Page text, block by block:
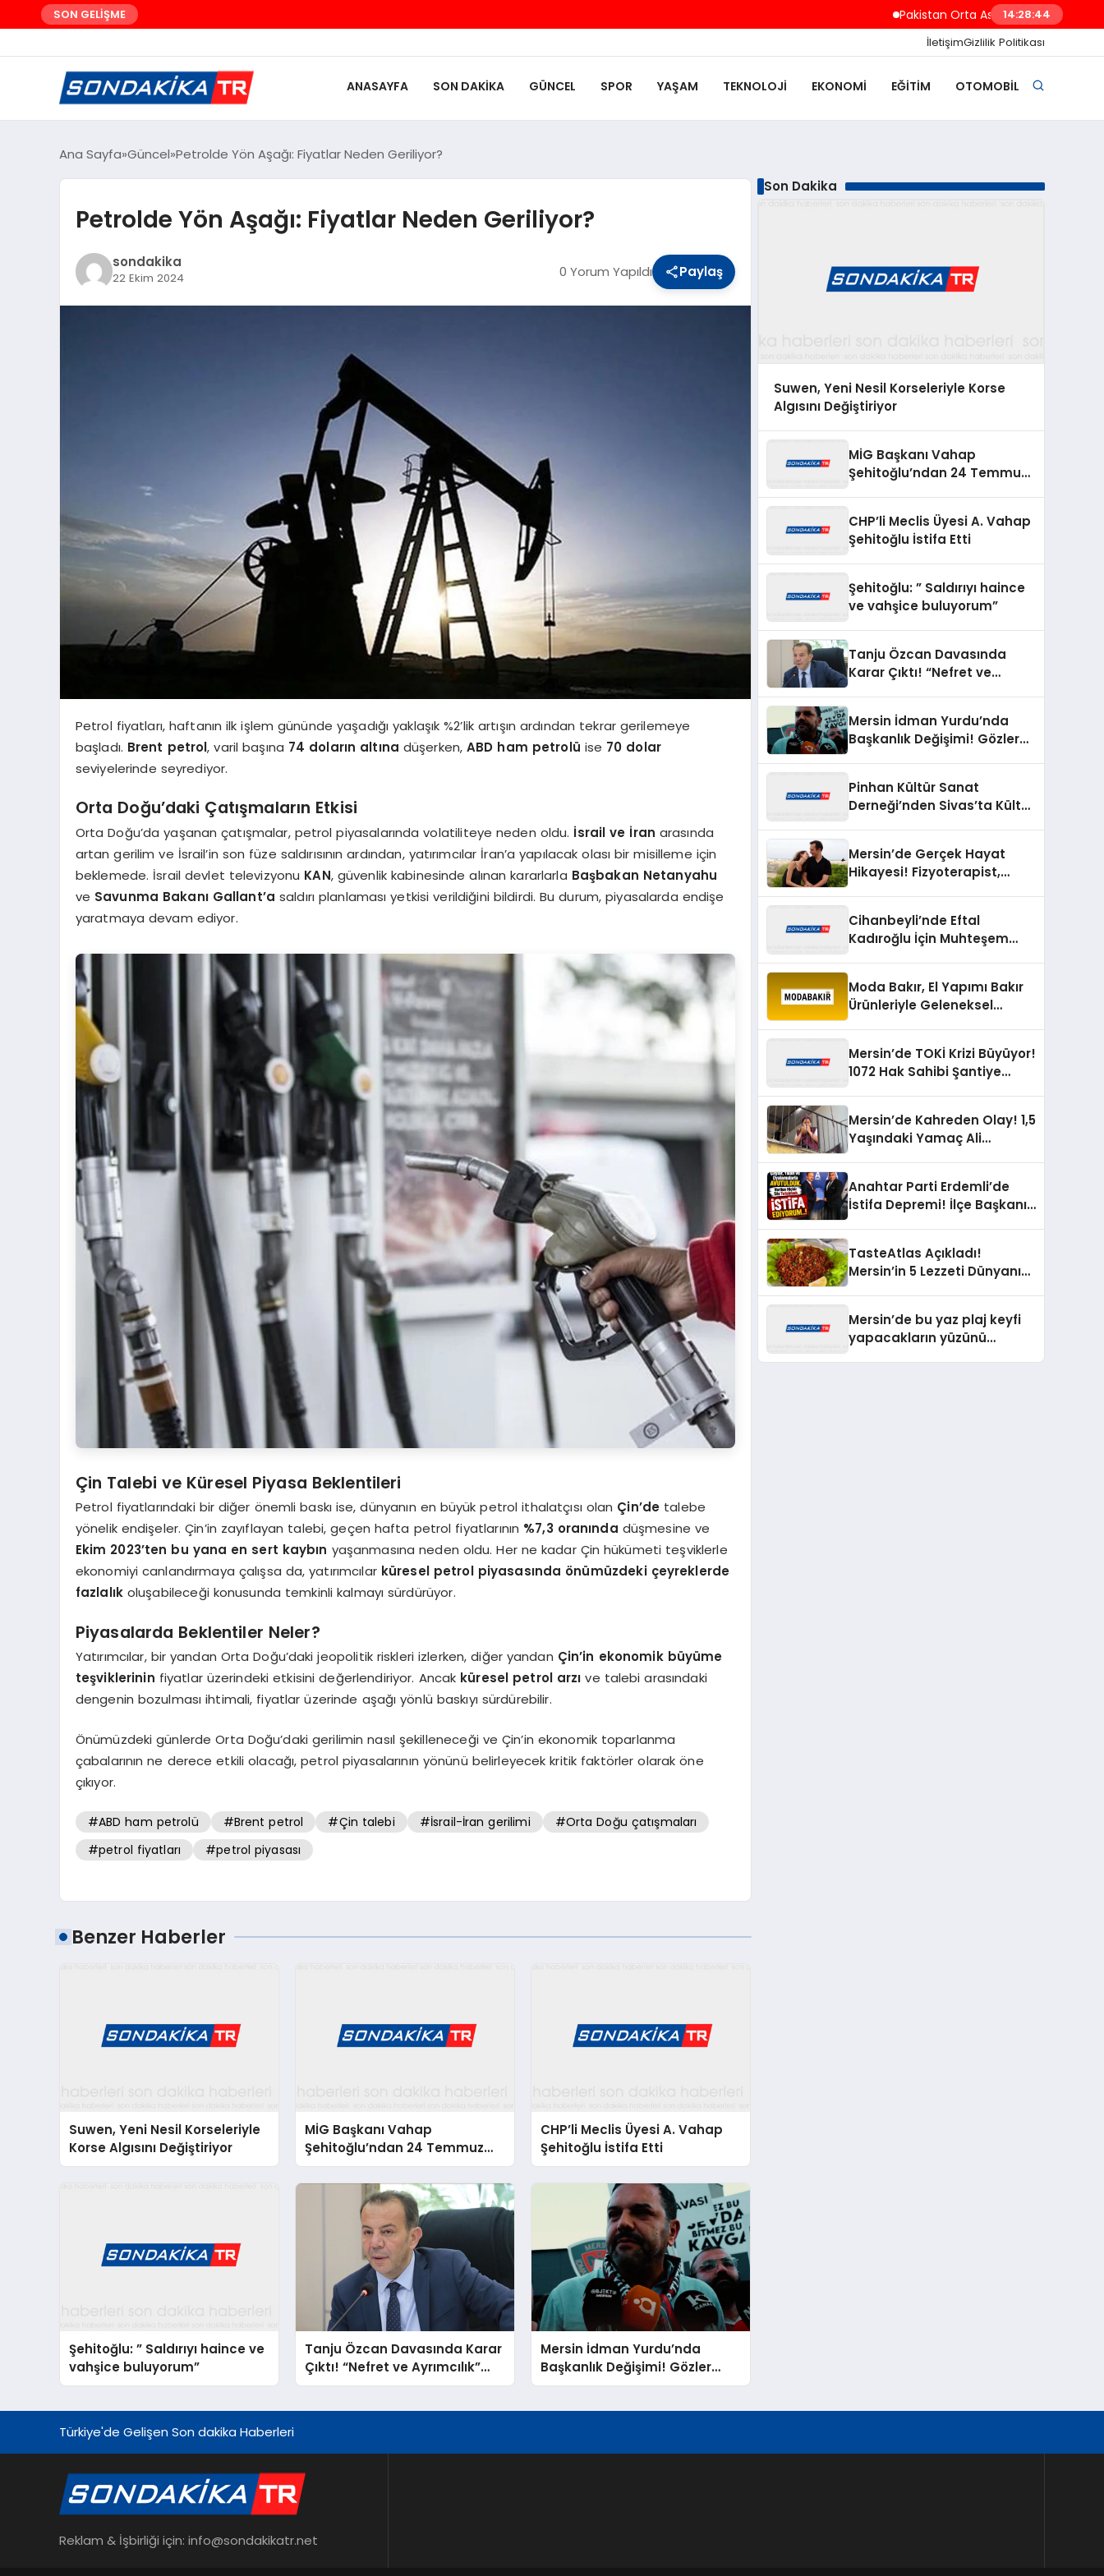
SON GELİŞME Pakistan Orta Asya ve Dost Ülkeler İçin 350
14:28:45
İletişimGizlilik Politikası
ANASAYFA SON DAKIKA GÜNCEL SPOR YAŞAM TEKNOLOJI EKONOMI EĞITIM OTOMOBIL
Ana Sayfa Güncel Petrolde Yön Aşağı: Fiyatlar Neden Geriliyor?
Petrolde Yön Aşağı: Fiyatlar Neden Geriliyor?
sondakika
22 Ekim 2024 0 Yorum Yapıldı Paylaş
Petrol fiyatları, haftanın ilk işlem gününde yaşadığı yaklaşık %2’lik artışın ardından tekrar gerilemeye
başladı. Brent petrol, varil başına 74 doların altına düşerken,ABD ham petrolü ise 70 dolar
seviyelerinde seyrediyor.
Orta Doğu’daki Çatışmaların Etkisi
Orta Doğu’da yaşanan çatışmalar, petrol piyasalarında volatiliteye neden oldu. İsrail ve İran arasında
artan gerilim ve İsrail’in son füze saldırısının ardından, yatırımcılar İran’a yapılacak olası bir misilleme için
beklemede. İsrail devlet televizyonu KAN, güvenlik kabinesinde alınan kararlarla Başbakan Netanyahu
ve Savunma Bakanı Gallant’a saldırı planlaması yetkisi verildiğini bildirdi. Bu durum, piyasalarda endişe
yaratmaya devam ediyor.
Çin Talebi ve Küresel Piyasa Beklentileri
Petrol fiyatlarındaki bir diğer önemli baskı ise, dünyanın en büyük petrol ithalatçısı olan Çin’de talebe
yönelik endişeler. Çin’in zayıflayan talebi, geçen hafta petrol fiyatlarının %7,3 oranında düşmesine ve
Ekim 2023’ten bu yana en sert kaybın yaşanmasına neden oldu. Her ne kadar Çin hükümeti teşviklerle
ekonomiyi canlandırmaya çalışsa da, yatırımcılar küresel petrol piyasasında önümüzdeki çeyreklerde
fazlalıkoluşabileceği konusunda temkinli kalmayı sürdürüyor.
Piyasalarda Beklentiler Neler?
Yatırımcılar, bir yandan Orta Doğu’daki jeopolitik riskleri izlerken, diğer yandan Çin’in ekonomik büyüme
teşviklerinin fiyatlar üzerindeki etkisini değerlendiriyor. Ancak küresel petrol arzı ve talebi arasındaki
dengenin bozulması ihtimali, fiyatlar üzerinde aşağı yönlü baskıyı sürdürebilir.
Önümüzdeki günlerde Orta Doğu’daki gerilimin nasıl şekilleneceği ve Çin’in ekonomik toparlanma
çabalarının ne derece etkili olacağı, petrol piyasalarının yönünü belirleyecek kritik faktörler olarak öne
çıkıyor.
#ABD ham petrolü #Brent petrol #Çin talebi #İsrail-İran gerilimi
#Orta Doğu çatışmaları
#petrol fiyatları
#petrol piyasası
Benzer Haberler
Suwen, Yeni Nesil Korseleriyle
Korse Algısını Değiştiriyor
MİG Başkanı Vahap
Şehitoğlu’ndan 24 Temmuz
Mesajı: “111 Yıl Sonra Hâlâ Basın
Özgürlüğünü Konuşuyoruz”
CHP’li Meclis Üyesi A. Vahap
Şehitoğlu İstifa Etti
Şehitoğlu: ” Saldırıyı haince ve
vahşice buluyorum”
Tanju Özcan Davasında Karar
Çıktı! “Nefret ve Ayrımcılık”
Suçlamasından Beraat Etti
Mersin İdman Yurdu’nda
Başkanlık Değişimi! Gözler
Resmi Açıklamada
Son Dakika
Suwen, Yeni Nesil Korseleriyle Korse
Algısını Değiştiriyor
MİG Başkanı Vahap
Şehitoğlu’ndan 24 Temmuz
Konuşuyoruz”
CHP’li Meclis Üyesi A. Vahap
Şehitoğlu İstifa Etti
Şehitoğlu: ” Saldırıyı haince
ve vahşice buluyorum”
Tanju Özcan Davasında
Karar Çıktı! “Nefret ve
Mersin İdman Yurdu’nda
Başkanlık Değişimi! Gözler
Pinhan Kültür Sanat
Derneği’nden Sivas’ta Kültür
Mersin’de Gerçek Hayat
Hikayesi! Fizyoterapist,
Cihanbeyli’nde Eftal
Kadıroğlu İçin Muhteşem
Oldu
Moda Bakır, El Yapımı Bakır
Ürünleriyle Geleneksel
Mersin’de TOKİ Krizi Büyüyor!
1072 Hak Sahibi Şantiye
Mersin’de Kahreden Olay! 1,5
Yaşındaki Yamaç Ali
Anahtar Parti Erdemli’de
İstifa Depremi! İlçe Başkanı
TasteAtlas Açıkladı!
Mersin’in 5 Lezzeti Dünyanın
Mersin’de bu yaz plaj keyfi
yapacakların yüzünü
Türkiye'de Gelişen Son dakika Haberleri
Reklam & İşbirliği için: info@sondakikatr.net